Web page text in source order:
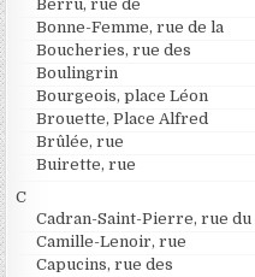
Berru, rue de
Bonne-Femme, rue de la
Boucheries, rue des
Boulingrin
Bourgeois, place Léon
Brouette, Place Alfred
Brûlée, rue
Buirette, rue
C
Cadran-Saint-Pierre, rue du
Camille-Lenoir, rue
Capucins, rue des